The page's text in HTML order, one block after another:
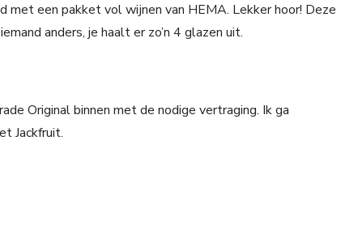
met een pakket vol wijnen van HEMA. Lekker hoor! Deze
anders, je haalt er zo’n 4 glazen uit.
Original binnen met de nodige vertraging. Ik ga
Jackfruit.